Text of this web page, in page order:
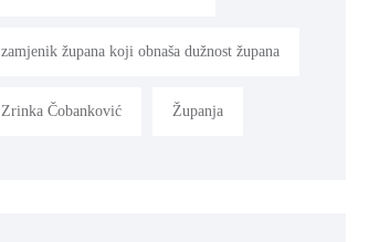
zamjenik župana koji obnaša dužnost župana
Zrinka Čobanković Županja